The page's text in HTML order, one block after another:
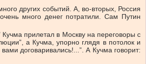
других событий. А, во-вторых, Россия
много денег потратили. Сам Путин
прилетал в Москву на переговоры с
а Кучма, упорно глядя в потолок и
договаривались!...”. А Кучма говорит: